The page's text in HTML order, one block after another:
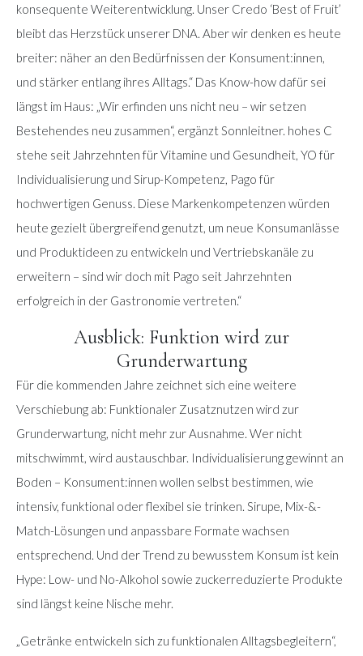
konsequente Weiterentwicklung. Unser Credo ‘Best of Fruit’
bleibt das Herzstück unserer DNA. Aber wir denken es heute
breiter: näher an den Bedürfnissen der Konsument:innen,
und stärker entlang ihres Alltags.“ Das Know-how dafür sei
längst im Haus: „Wir erfinden uns nicht neu – wir setzen
Bestehendes neu zusammen“, ergänzt Sonnleitner. hohes C
stehe seit Jahrzehnten für Vitamine und Gesundheit, YO für
Individualisierung und Sirup-Kompetenz, Pago für
hochwertigen Genuss. Diese Markenkompetenzen würden
heute gezielt übergreifend genutzt, um neue Konsumanlässe
und Produktideen zu entwickeln und Vertriebskanäle zu
erweitern – sind wir doch mit Pago seit Jahrzehnten
erfolgreich in der Gastronomie vertreten.“
Ausblick: Funktion wird zur
Grunderwartung
Für die kommenden Jahre zeichnet sich eine weitere
Verschiebung ab: Funktionaler Zusatznutzen wird zur
Grunderwartung, nicht mehr zur Ausnahme. Wer nicht
mitschwimmt, wird austauschbar. Individualisierung gewinnt an
Boden – Konsument:innen wollen selbst bestimmen, wie
intensiv, funktional oder flexibel sie trinken. Sirupe, Mix-&-
Match-Lösungen und anpassbare Formate wachsen
entsprechend. Und der Trend zu bewusstem Konsum ist kein
Hype: Low- und No-Alkohol sowie zuckerreduzierte Produkte
sind längst keine Nische mehr.
„Getränke entwickeln sich zu funktionalen Alltagsbegleitern“,